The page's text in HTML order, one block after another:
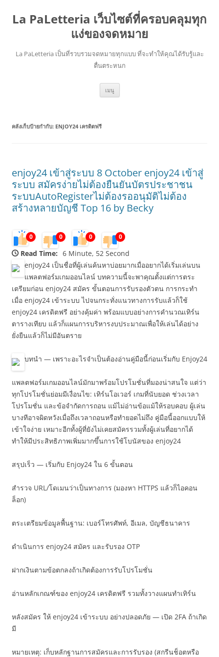
La PaLetteria เว็บไซต์ที่ครอบคลุมทุก
แง่ของจดหมาย
La PaLetteria เป็นที่รวบรวมจดหมายทุกแบบ ที่จะทำให้คุณได้รับรู้และ
ตื่นตระหนก
เมนู ข้าม
ยัง
คลังเก็บป้ายกำกับ: ENJOY24 เครดิตฟรี
enjoy24 เข้าสู่ระบบ 8 October enjoy24 เข้าสู่
ระบบ สมัครง่ายไม่ต้องยืนยันบัตรประชาชน
ระบบAutoRegisterไม่ต้องรออนุมัติไม่ต้อง
สร้างหลายบัญชี Top 16 by Becky
0 0 0 0
Read Time: 6 Minute, 52 Second
enjoy24 เป็นชื่อที่ผู้เล่นค้นหาบ่อยมากเมื่ออยากได้เริ่มเล่นบน
แพลตฟอร์มเกมออนไลน์ บทความนี้จะพาคุณตั้งแต่การตระ
เตรียมก่อน enjoy24 สมัคร ขั้นตอนการรับรองตัวตน การกระทำ
เมื่อ enjoy24 เข้าระบบ ไปจนกระทั่งแนวทางการรับแล้วก็ใช้
enjoy24 เครดิตฟรี อย่างคุ้มค่า พร้อมแบบอย่างการคำนวณเทิร์น
ตารางเทียบ แล้วก็แผนการบริหารงบประมาณเพื่อให้เล่นได้อย่าง
ยั่งยืนแล้วก็ไม่มีอันตราย
บทนำ — เพราะอะไรจำเป็นต้องอ่านคู่มือนี้ก่อนเริ่มกับ Enjoy24
แพลตฟอร์มเกมออนไลน์มักมาพร้อมโปรโมชั่นที่มองน่าสนใจ แต่ว่า
ทุกโปรโมชั่นย่อมมีเงื่อนไข: เทิร์นโอเวอร์ เกมที่นับยอด ช่วงเวลา
โปรโมชั่น และข้อจำกัดการถอน แม้ไม่อ่านข้อแม้ให้รอบคอบ ผู้เล่น
บางทีอาจผิดหวังเมื่อถึงเวลาถอนหรือทำยอดไม่ถึง คู่มือนี้ออกแบบให้
เข้าใจง่าย เหมาะอีกทั้งผู้ที่ยังไม่เคยสมัครรวมทั้งผู้เล่นที่อยากได้
ทำให้มีประสิทธิภาพเพิ่มมากขึ้นการใช้โบนัสของ enjoy24
สรุปเร็ว — เริ่มกับ Enjoy24 ใน 6 ขั้นตอน
สำรวจ URL/โดเมนว่าเป็นทางการ (มองหา HTTPS แล้วก็ไอคอน
ล็อก)
ตระเตรียมข้อมูลพื้นฐาน: เบอร์โทรศัพท์, อีเมล, บัญชีธนาคาร
ดำเนินการ enjoy24 สมัคร และรับรอง OTP
ฝากเงินตามข้อตกลงถ้าเกิดต้องการรับโปรโมชั่น
อ่านหลักเกณฑ์ของ enjoy24 เครดิตฟรี รวมทั้งวางแผนทำเทิร์น
หลังสมัคร ให้ enjoy24 เข้าระบบ อย่างปลอดภัย — เปิด 2FA ถ้าเกิด
มี
หมายเหตุ: เก็บหลักฐานการสมัครและการรับรอง (สกรีนช็อตหรือ